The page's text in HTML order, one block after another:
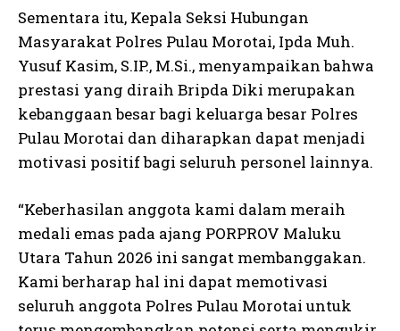
Sementara itu, Kepala Seksi Hubungan
Masyarakat Polres Pulau Morotai, Ipda Muh.
Yusuf Kasim, S.IP., M.Si., menyampaikan bahwa
prestasi yang diraih Bripda Diki merupakan
kebanggaan besar bagi keluarga besar Polres
Pulau Morotai dan diharapkan dapat menjadi
motivasi positif bagi seluruh personel lainnya.
“Keberhasilan anggota kami dalam meraih
medali emas pada ajang PORPROV Maluku
Utara Tahun 2026 ini sangat membanggakan.
Kami berharap hal ini dapat memotivasi
seluruh anggota Polres Pulau Morotai untuk